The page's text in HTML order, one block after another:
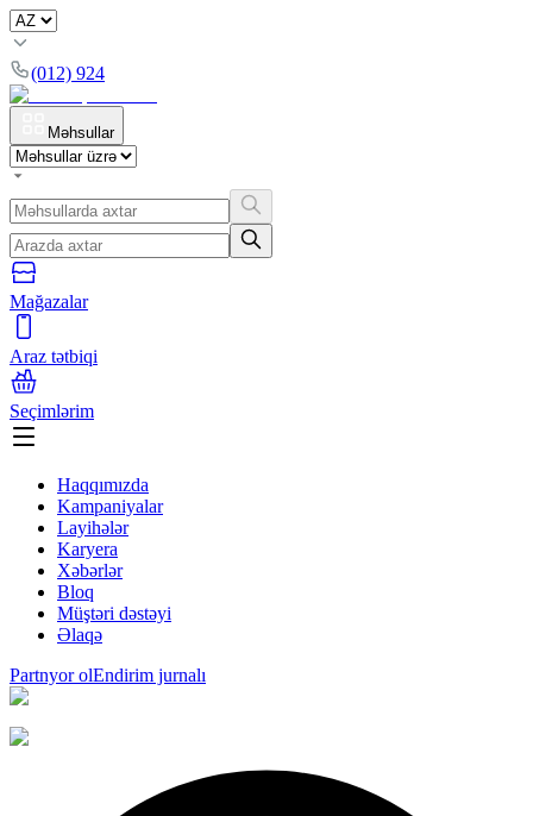
(012) 924
Məhsullar
Mağazalar
Araz tətbiqi
Seçimlərim
Haqqımızda
Kampaniyalar
Layihələr
Karyera
Xəbərlər
Bloq
Müştəri dəstəyi
Əlaqə
Partnyor olEndirim jurnalı